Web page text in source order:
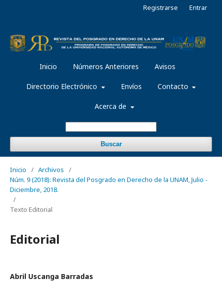
Inicio Números Anteriores Avisos
Directorio Electrónico Envíos Contacto
Acerca de
Buscar
Registrarse Entrar
Inicio / Archivos
/
Núm. 9 (2018): Revista del Posgrado en Derecho de la UNAM, Julio -
Diciembre, 2018.
/
Texto Editorial
Editorial
Abril Uscanga Barradas